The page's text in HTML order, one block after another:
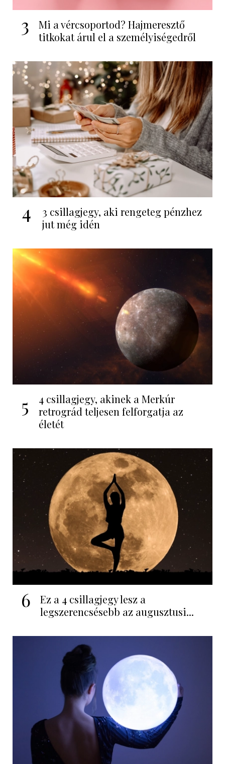
3
Mi a vércsoportod? Hajmeresztő
titkokat árul el a személyiségedről
4
3 csillagjegy, aki rengeteg pénzhez
jut még idén
5
4 csillagjegy, akinek a Merkúr
retrográd teljesen felforgatja az
életét
6
Ez a 4 csillagjegy lesz a
legszerencsésebb az augusztusi...